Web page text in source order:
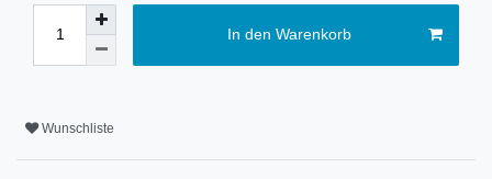
In den Warenkorb
Wunschliste